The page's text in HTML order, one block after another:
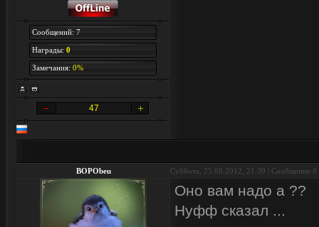
Сообщений: 7
Награды: 0
Замечания: 0%
47
BOPObeu Суббота, 25.08.2012, 21:39 | Сообщение #
Оно вам надо а ??
Нуфф сказал ...